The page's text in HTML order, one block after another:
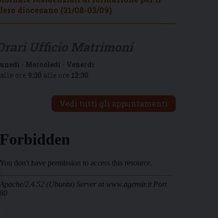
diocesano (31/08-03/09)
- Mercoledì - Venerdì
ore 9:30 alle ore 12:30
Vedi tutti gli appuntamenti